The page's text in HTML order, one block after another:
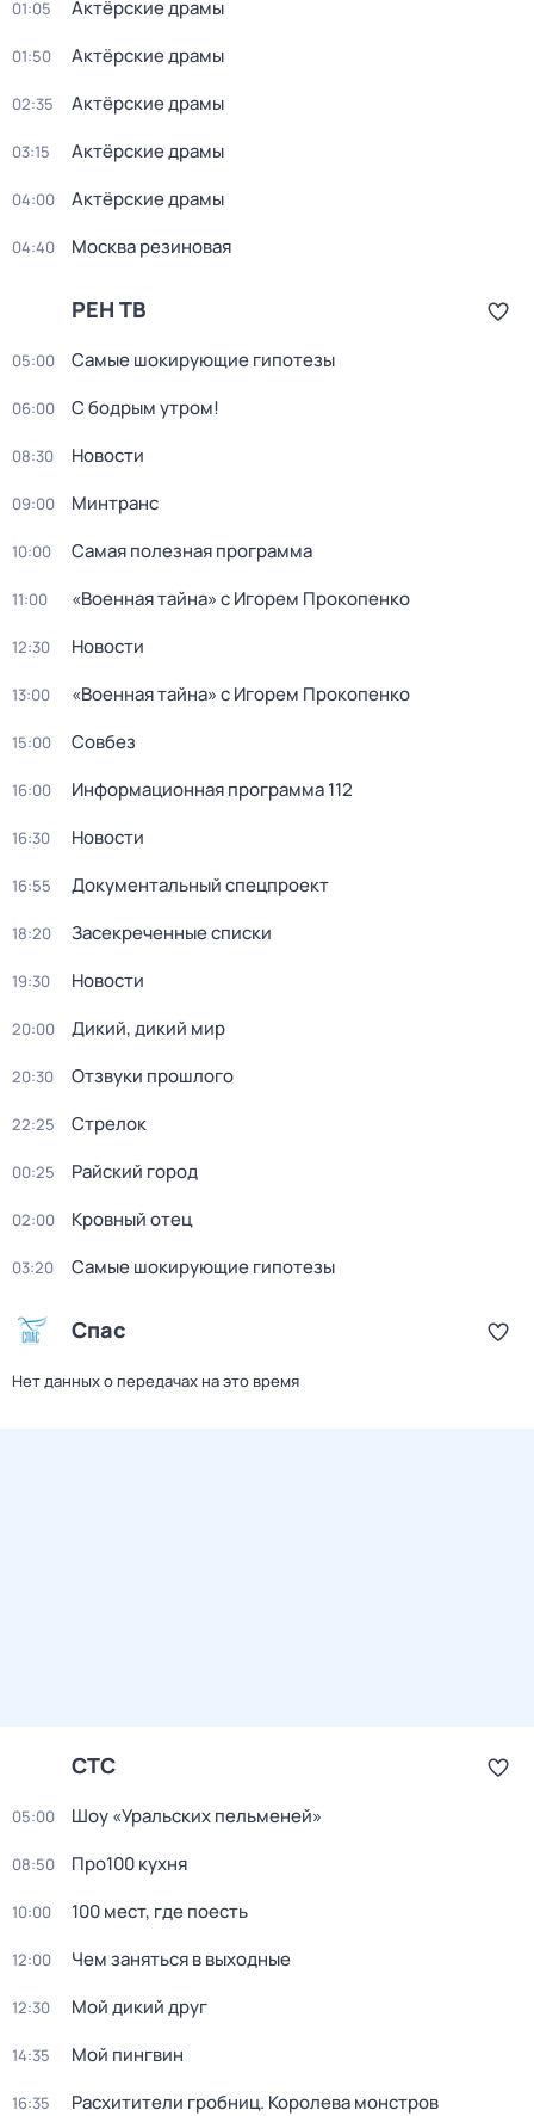
01:05 Актёрские драмы
01:50 Актёрские драмы
02:35 Актёрские драмы
03:15 Актёрские драмы
04:00 Актёрские драмы
04:40 Москва резиновая
РЕН ТВ
05:00 Самые шoкиpующие гипотезы
06:00 С бодрым утром!
08:30 Новости
09:00 Минтранс
10:00 Самая полезная программа
11:00 «Военная тайна» с Игорем Прокопенко
12:30 Новости
13:00 «Военная тайна» с Игорем Прокопенко
15:00 Совбез
16:00 Информационная программа 112
16:30 Новости
16:55 Документальный спецпроект
18:20 Заcекрeченные списки
19:30 Новости
20:00 Дикий, дикий мир
20:30 Отзвуки прошлого
22:25 Стрелок
00:25 Райский город
02:00 Кровный отец
03:20 Самые шoкиpующие гипотезы
Спас
Нет данных о передачах на это время
СТС
05:00 Шоу «Уральских пельменей»
08:50 Про100 кухня
10:00 100 мест, где поесть
12:00 Чем заняться в выходные
12:30 Мой дикий друг
14:35 Мой пингвин
16:35 Расхитители гробниц. Королева монстров